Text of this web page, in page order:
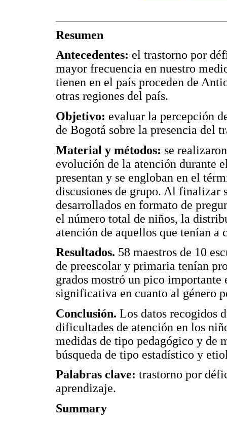
Resumen
Antecedentes: el trastorno por
mayor frecuencia en nuestro
tienen en el país proceden de
otras regiones del país.
Objetivo: evaluar la percepción
de Bogotá sobre la presencia del
Material y métodos: se
evolución de la atención durante
presentan y se engloban en el
discusiones de grupo. Al finalizar
desarrollados en formato de
el número total de niños, la
atención de aquellos que tenían a
Resultados. 58 maestros de 10
de preescolar y primaria tenían
grados mostró un pico
significativa en cuanto al género
Conclusión. Los datos recogidos
dificultades de atención en los
medidas de tipo pedagógico y de
búsqueda de tipo estadístico y
Palabras clave: trastorno por
aprendizaje.
Summary